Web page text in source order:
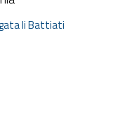
li Battiati